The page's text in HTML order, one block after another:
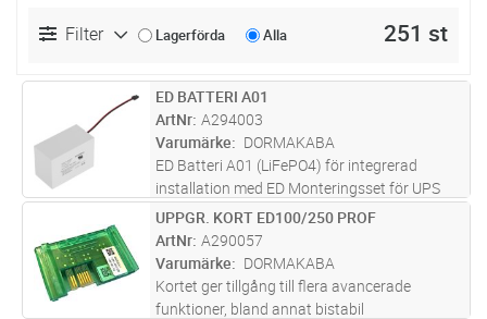
Filter Lagerförda Alla 251 st
ST Lägg i kundvagn
ED BATTERI A01
ArtNr A294003
Varumärke
DORMAKABA
ED Batteri A01 (LiFePO4) för integrerad
installation med ED Monteringsset för UPS
singel eller dubbel.
ST Lägg i kundvagn
UPPGR. KORT ED100/250 PROF
ArtNr A290057
Varumärke
DORMAKABA
Kortet ger tillgång till flera avancerade
funktioner, bland annat bistabil